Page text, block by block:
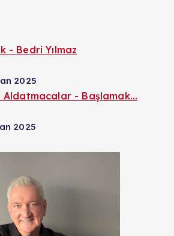
- Bedri Yılmaz
2025
Aldatmacalar - Başlamak...
2025